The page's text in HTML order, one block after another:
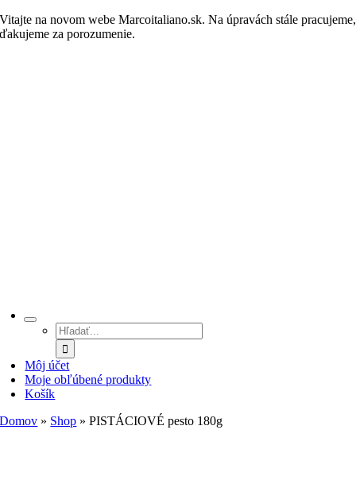
Skip
to
Vitajte na novom webe Marcoitaliano.sk. Na úpravách stále pracujeme,
ďakujeme za porozumenie.
Hľadať:
Môj účet
Moje obľúbené produkty
Košík
Domov » Shop »PISTÁCIOVÉ pesto 180g